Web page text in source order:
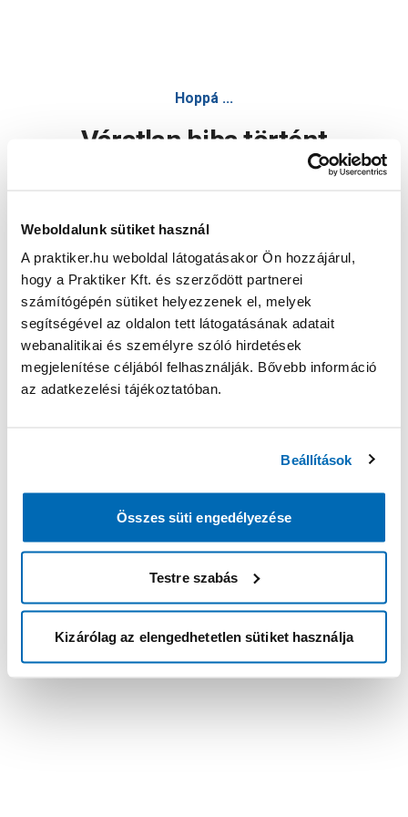
Weboldalunk sütiket használ
A praktiker.hu weboldal látogatásakor Ön hozzájárul,
hogy a Praktiker Kft. és szerződött partnerei
számítógépén sütiket helyezzenek el, melyek
segítségével az oldalon tett látogatásának adatait
webanalitikai és személyre szóló hirdetések
megjelenítése céljából felhasználják. Bővebb információ
az adatkezelési tájékoztatóban.
Beállítások
Összes süti engedélyezése
Testre szabás
Kizárólag az elengedhetetlen sütiket használja
Hoppá ...
Váratlan hiba történt
Oldal újratöltése